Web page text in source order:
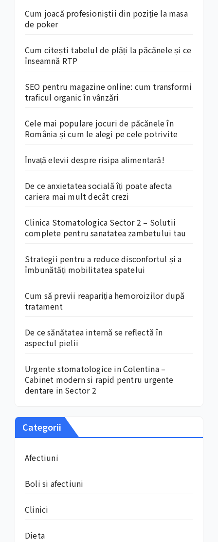
Cum joacă profesioniștii din poziție la masa
de poker
Cum citești tabelul de plăți la păcănele și ce
înseamnă RTP
SEO pentru magazine online: cum transformi
traficul organic în vânzări
Cele mai populare jocuri de păcănele în
România și cum le alegi pe cele potrivite
Învață elevii despre risipa alimentară!
De ce anxietatea socială îți poate afecta
cariera mai mult decât crezi
Clinica Stomatologica Sector 2 – Solutii
complete pentru sanatatea zambetului tau
Strategii pentru a reduce disconfortul și a
îmbunătăți mobilitatea spatelui
Cum să previi reapariția hemoroizilor după
tratament
De ce sănătatea internă se reflectă în
aspectul pielii
Urgente stomatologice in Colentina –
Cabinet modern si rapid pentru urgente
dentare in Sector 2
Categorii
Afectiuni
Boli si afectiuni
Clinici
Dieta